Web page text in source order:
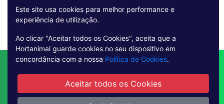
Pagamento Seguro
Contactos Envio
Condições de Venda
Condições Gerais de Utilização
Este site usa cookies para melhor performance e
experiência de utilização.
Ao clicar "Aceitar todos os Cookies", aceita que a
Hortanimal guarde cookies no seu dispositivo em
concordância com a nossa Política de Cookies.
Aceitar todos os Cookies